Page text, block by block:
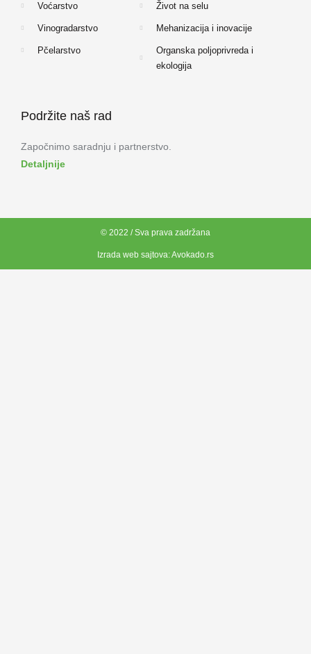
Voćarstvo
Vinogradarstvo
Pčelarstvo
Život na selu
Mehanizacija i inovacije
Organska poljoprivreda i
ekologija
Podržite naš rad
Započnimo saradnju i partnerstvo.
Detaljnije
© 2022 / Sva prava zadržana
Izrada web sajtova:Avokado.rs